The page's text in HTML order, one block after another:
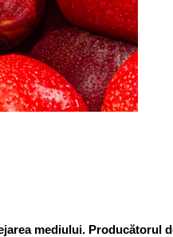
mediului. Producătorul